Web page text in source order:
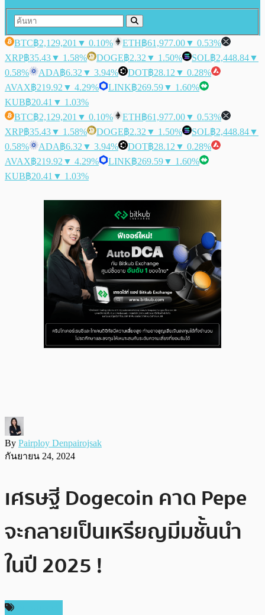
BTC฿2,129,201 ▼ 0.10% ETH฿61,977.00▼ 0.53%
XRP฿35.43▼ 1.58% DOGE฿2.32 ▼ 1.50% SOL฿2,448.84▼
0.58%
ADA฿6.32 ▼ 3.94% DOT฿28.12 ▼ 0.28%
AVAX฿219.92 ▼ 4.29% LINK฿269.59▼ 1.60%
KUB฿20.41 ▼ 1.03%
BTC฿2,129,201 ▼ 0.10% ETH฿61,977.00▼ 0.53%
XRP฿35.43▼ 1.58% DOGE฿2.32 ▼ 1.50% SOL฿2,448.84▼
0.58%
ADA฿6.32 ▼ 3.94% DOT฿28.12 ▼ 0.28%
AVAX฿219.92 ▼ 4.29% LINK฿269.59▼ 1.60%
KUB฿20.41 ▼ 1.03%
By Pairploy Denpairojsak
กันยายน 24, 2024
เศรษฐี Dogecoin คาด Pepe
จะกลายเป็นเหรียญมีมชั้นนำ
ในปี 2025 !